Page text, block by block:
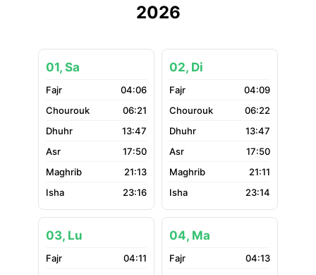
2026
01, Sa
04:06
06:21
13:47
17:50
21:13
23:16
02, Di
04:09
06:22
13:47
17:50
21:11
23:14
03, Lu
04:11
04, Ma
04:13